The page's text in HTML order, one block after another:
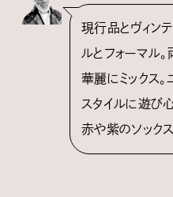
現行品とヴィン
ルとフォーマル
華麗にミックス。
スタイルに遊び
赤や紫のソックス